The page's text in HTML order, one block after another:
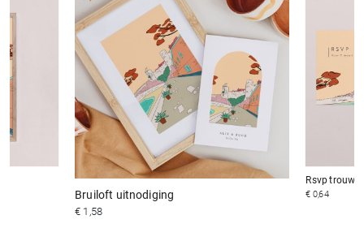
Bruiloft uitnodiging
€ 1,58
Rsvp
€ 0,64